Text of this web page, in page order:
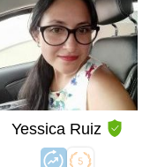
Yessica Ruiz